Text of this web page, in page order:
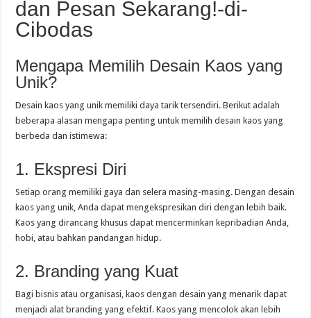
dan Pesan Sekarang!-di-
Cibodas
Mengapa Memilih Desain Kaos yang
Unik?
Desain kaos yang unik memiliki daya tarik tersendiri. Berikut adalah
beberapa alasan mengapa penting untuk memilih desain kaos yang
berbeda dan istimewa:
1. Ekspresi Diri
Setiap orang memiliki gaya dan selera masing-masing. Dengan desain
kaos yang unik, Anda dapat mengekspresikan diri dengan lebih baik.
Kaos yang dirancang khusus dapat mencerminkan kepribadian Anda,
hobi, atau bahkan pandangan hidup.
2. Branding yang Kuat
Bagi bisnis atau organisasi, kaos dengan desain yang menarik dapat
menjadi alat branding yang efektif. Kaos yang mencolok akan lebih